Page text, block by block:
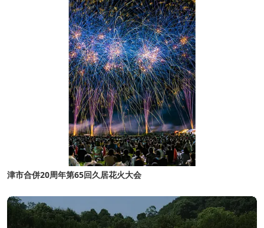
津市合併20周年第65回久居花火大会